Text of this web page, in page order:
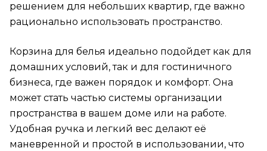
решением для небольших квартир, где важно
рационально использовать пространство.
Корзина для белья идеально подойдет как для
домашних условий, так и для гостиничного
бизнеса, где важен порядок и комфорт. Она
может стать частью системы организации
пространства в вашем доме или на работе.
Удобная ручка и легкий вес делают её
маневренной и простой в использовании, что